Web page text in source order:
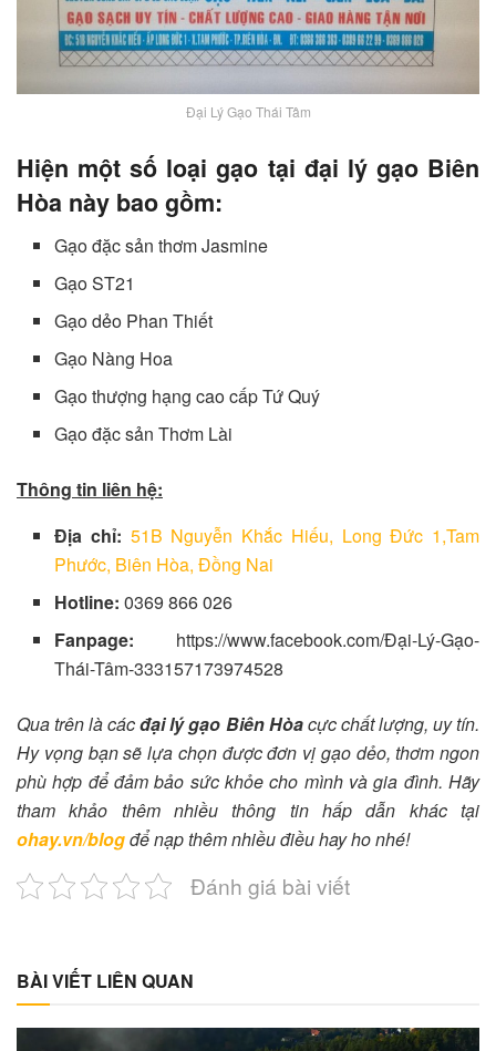
Đại Lý Gạo Thái Tâm
Hiện một số loại gạo tại đại lý gạo Biên
Hòa này bao gồm:
Gạo đặc sản thơm Jasmine
Gạo ST21
Gạo dẻo Phan Thiết
Gạo Nàng Hoa
Gạo thượng hạng cao cấp Tứ Quý
Gạo đặc sản Thơm Lài
Thông tin liên hệ:
Địa chỉ: 51B Nguyễn Khắc Hiếu, Long Đức 1,Tam
Phước, Biên Hòa, Đồng Nai
Hotline:0369 866 026
Fanpage: https://www.facebook.com/Đại-Lý-Gạo-
Thái-Tâm-333157173974528
Qua trên là cácđại lý gạo Biên Hòacực chất lượng, uy tín.
Hy vọng bạn sẽ lựa chọn được đơn vị gạo dẻo, thơm ngon
phù hợp để đảm bảo sức khỏe cho mình và gia đình. Hãy
tham khảo thêm nhiều thông tin hấp dẫn khác tại
ohay.vn/blogđể nạp thêm nhiều điều hay ho nhé!
Đánh giá bài viết
BÀI VIẾT LIÊN QUAN